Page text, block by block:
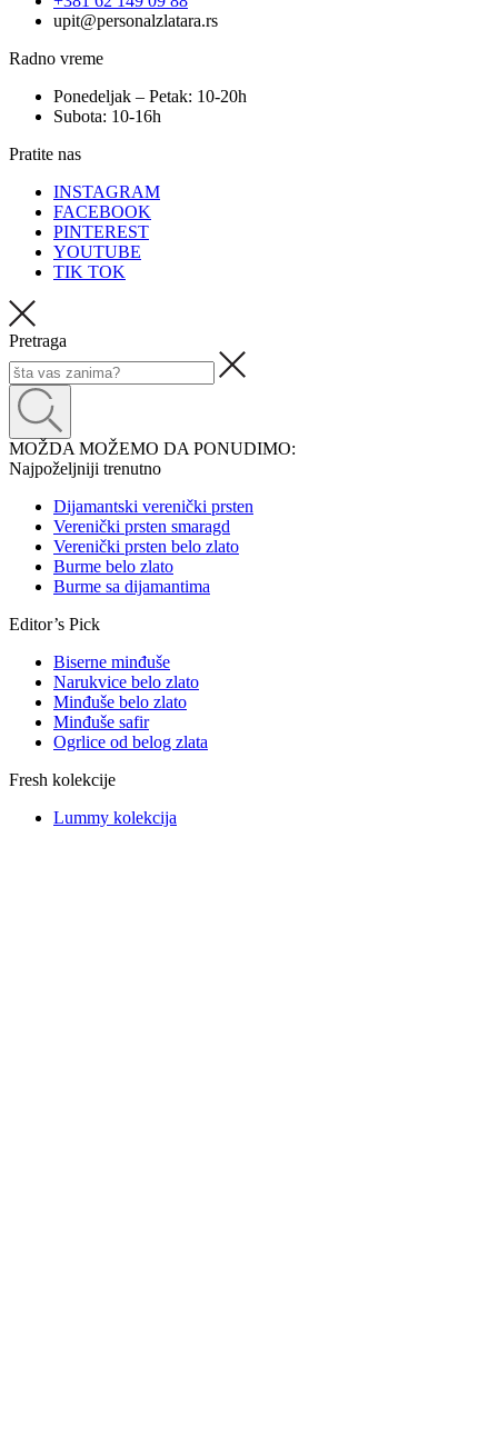
upit@personalzlatara.rs
Radno vreme
Ponedeljak – Petak: 10-20h
Subota: 10-16h
Pratite nas
INSTAGRAM
FACEBOOK
PINTEREST
YOUTUBE
TIK TOK
Pretraga
MOŽDA MOŽEMO DA PONUDIMO:
Najpoželjniji trenutno
Dijamantski verenički prsten
Verenički prsten smaragd
Verenički prsten belo zlato
Burme belo zlato
Burme sa dijamantima
Editor’s Pick
Biserne minđuše
Narukvice belo zlato
Minđuše belo zlato
Minđuše safir
Ogrlice od belog zlata
Fresh kolekcije
Lummy kolekcija